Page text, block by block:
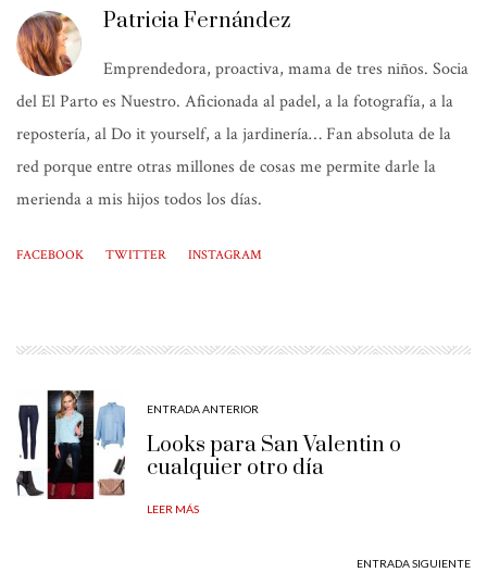
Patricia Fernández
Emprendedora, proactiva, mama de tres niños. Socia
del El Parto es Nuestro. Aficionada al padel, a la fotografía, a la
repostería, al Do it yourself, a la jardinería… Fan absoluta de la
red porque entre otras millones de cosas me permite darle la
merienda a mis hijos todos los días.
FACEBOOK TWITTER INSTAGRAM
ENTRADA ANTERIOR
Looks para San Valentin o
cualquier otro día
LEER MÁS
ENTRADA SIGUIENTE